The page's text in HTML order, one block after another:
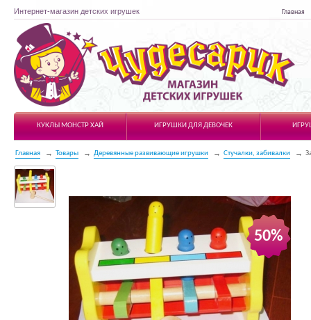
Интернет-магазин детских игрушек Главная
Чудесарик
КУКЛЫ МОНСТР ХАЙ
ИГРУШКИ ДЛЯ ДЕВОЧЕК
Главная Товары Деревянные развивающие игрушки Стучалки, забивалки
50%